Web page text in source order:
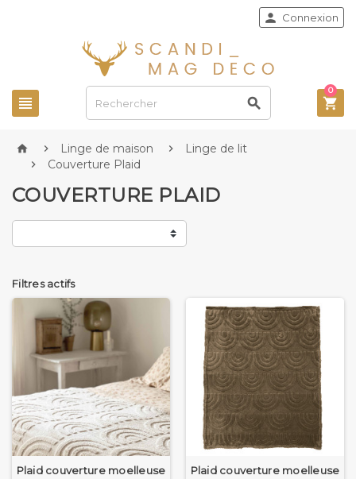
 
 Connexion

0
  Linge de maison  Linge de lit
 Couverture Plaid
COUVERTURE PLAID
Filtres actifs
Plaid couverture moelleuse
Plaid couverture moelleuse